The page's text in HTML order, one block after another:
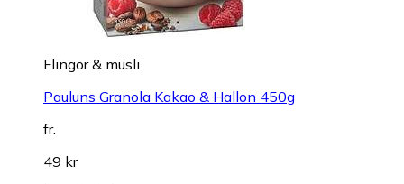
Flingor & müsli
Pauluns Granola Kakao & Hallon 450g
fr.
49 kr